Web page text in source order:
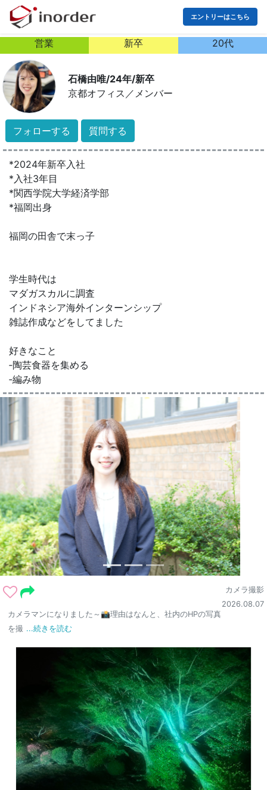
エントリーはこちら
営業 新卒 20代
石橋由唯/24年/新卒
京都オフィス ／ メンバー
フォローする 質問する
*2024年新卒入社
*入社3年目
*関西学院大学経済学部
*福岡出身
福岡の田舎で末っ子
学生時代は
マダガスカルに調査
インドネシア海外インターンシップ
雑誌作成などをしてました
好きなこと
‐陶芸食器を集める
‐編み物
カメラ撮影
2026.08.07
カメラマンになりました～📸理由はなんと、社内のHPの写真
を撮 ...続きを読む